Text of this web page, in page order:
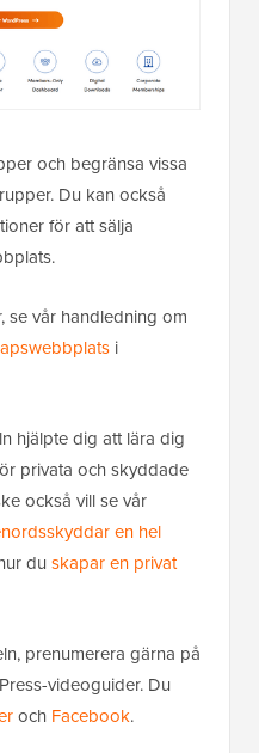
och begränsa vissa
Du kan också
för att sälja
se vår handledning om
i
hjälpte dig att lära dig
privata och skyddade
också vill se vår
en hel
du skapar en privat
prenumerera gärna på
videoguider. Du
och Facebook.